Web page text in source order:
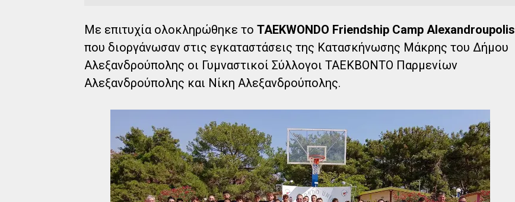
Με επιτυχία ολοκληρώθηκε το TAEKWONDO Friendship Camp Alexandroupolis
που διοργάνωσαν στις εγκαταστάσεις της Κατασκήνωσης Μάκρης του Δήμου
Αλεξανδρούπολης οι Γυμναστικοί Σύλλογοι ΤΑΕΚΒΟΝΤΟ Παρμενίων
Αλεξανδρούπολης και Νίκη Αλεξανδρούπολης.